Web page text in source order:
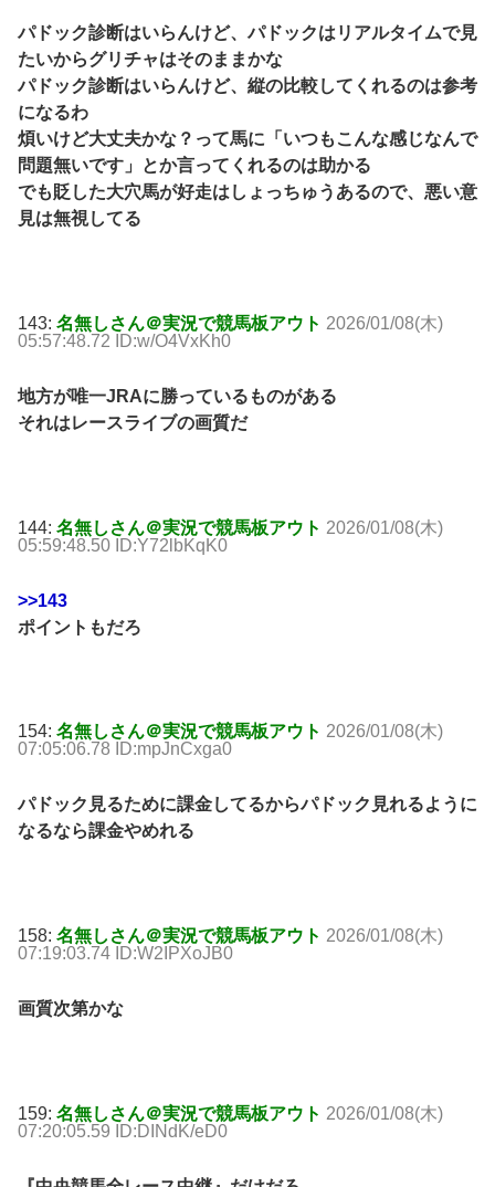
パドック診断はいらんけど、パドックはリアルタイムで見
たいからグリチャはそのままかな
パドック診断はいらんけど、縦の比較してくれるのは参考
になるわ
煩いけど大丈夫かな？って馬に「いつもこんな感じなんで
問題無いです」とか言ってくれるのは助かる
でも貶した大穴馬が好走はしょっちゅうあるので、悪い意
見は無視してる
143: 名無しさん＠実況で競馬板アウト 2026/01/08(木)
05:57:48.72 ID:w/O4VxKh0
地方が唯一JRAに勝っているものがある
それはレースライブの画質だ
144: 名無しさん＠実況で競馬板アウト 2026/01/08(木)
05:59:48.50 ID:Y72lbKqK0
>>143
ポイントもだろ
154: 名無しさん＠実況で競馬板アウト 2026/01/08(木)
07:05:06.78 ID:mpJnCxga0
パドック見るために課金してるからパドック見れるように
なるなら課金やめれる
158: 名無しさん＠実況で競馬板アウト 2026/01/08(木)
07:19:03.74 ID:W2IPXoJB0
画質次第かな
159: 名無しさん＠実況で競馬板アウト 2026/01/08(木)
07:20:05.59 ID:DINdK/eD0